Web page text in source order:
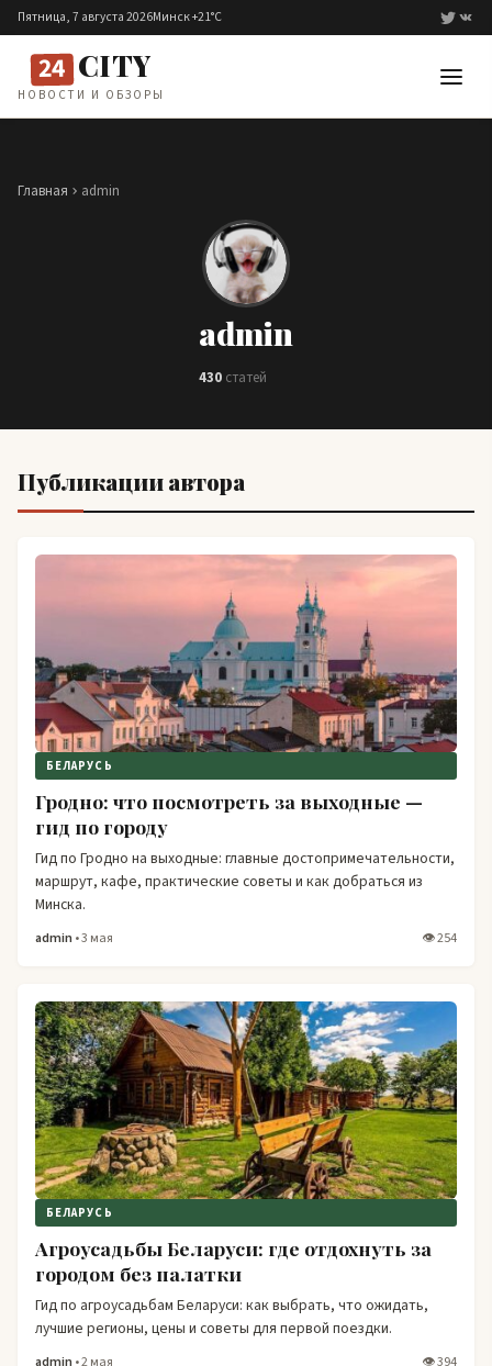
Перейти к содержимому
Пятница, 7 августа 2026Минск +21°C
24 CITY
НОВОСТИ И ОБЗОРЫ
Главная admin
admin
430 статей
Публикации автора
БЕЛАРУСЬ
Гродно: что посмотреть за выходные —
гид по городу
Гид по Гродно на выходные: главные достопримечательности,
маршрут, кафе, практические советы и как добраться из
Минска.
admin • 3 мая 👁 254
БЕЛАРУСЬ
Агроусадьбы Беларуси: где отдохнуть за
городом без палатки
Гид по агроусадьбам Беларуси: как выбрать, что ожидать,
лучшие регионы, цены и советы для первой поездки.
admin • 2 мая 👁 394